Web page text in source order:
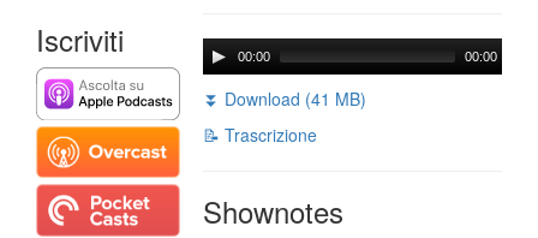
Iscriviti 00:00 00:00
⏬ Download (41 MB)
📝 Trascrizione
Shownotes